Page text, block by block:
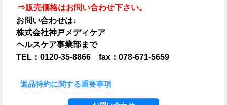
⇒販売価格はお問い合わせ下さい。
お問い合わせは↓
株式会社神戸メディケア
ヘルスケア事業部まで
TEL：0120-35-8866 fax：078-671-5659
返品特約に関する重要事項